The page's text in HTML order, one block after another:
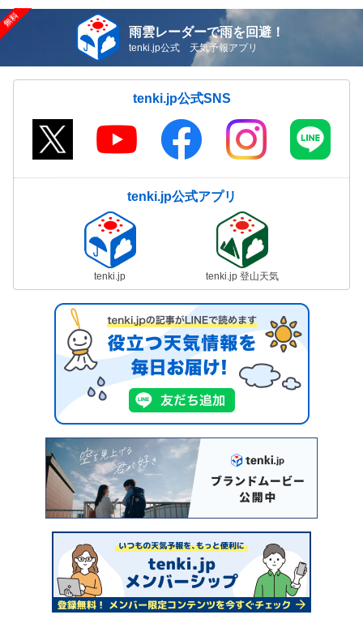
雨雲レーダーで雨を回避！
tenki.jp公式 天気予報アプリ
tenki.jp公式SNS
tenki.jp公式アプリ
tenki.jp tenki.jp 登山天気